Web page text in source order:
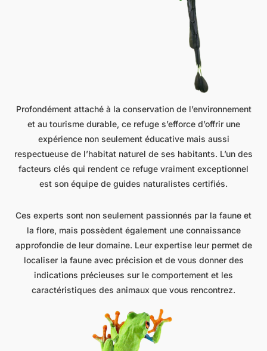
Profondément attaché à la conservation de l’environnement
et au tourisme durable, ce refuge s’efforce d’offrir une
expérience non seulement éducative mais aussi
respectueuse de l’habitat naturel de ses habitants. L’un des
facteurs clés qui rendent ce refuge vraiment exceptionnel
est son équipe de guides naturalistes certifiés.
Ces experts sont non seulement passionnés par la faune et
la flore, mais possèdent également une connaissance
approfondie de leur domaine. Leur expertise leur permet de
localiser la faune avec précision et de vous donner des
indications précieuses sur le comportement et les
caractéristiques des animaux que vous rencontrez.